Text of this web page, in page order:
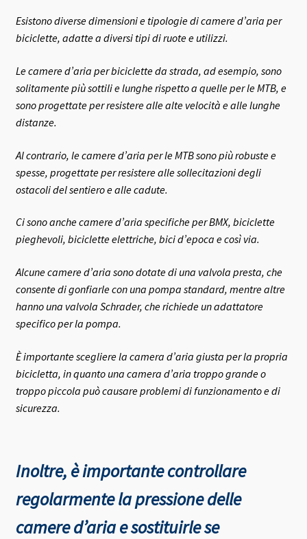
Esistono diverse dimensioni e tipologie di camere d’aria per
biciclette, adatte a diversi tipi di ruote e utilizzi.
Le camere d’aria per biciclette da strada, ad esempio, sono
solitamente più sottili e lunghe rispetto a quelle per le MTB, e
sono progettate per resistere alle alte velocità e alle lunghe
distanze.
Al contrario, le camere d’aria per le MTB sono più robuste e
spesse, progettate per resistere alle sollecitazioni degli
ostacoli del sentiero e alle cadute.
Ci sono anche camere d’aria specifiche per BMX, biciclette
pieghevoli, biciclette elettriche, bici d’epoca e così via.
Alcune camere d’aria sono dotate di una valvola presta, che
consente di gonfiarle con una pompa standard, mentre altre
hanno una valvola Schrader, che richiede un adattatore
specifico per la pompa.
È importante scegliere la camera d’aria giusta per la propria
bicicletta, in quanto una camera d’aria troppo grande o
troppo piccola può causare problemi di funzionamento e di
sicurezza.
Inoltre, è importante controllare
regolarmente la pressione delle
camere d’aria e sostituirle se